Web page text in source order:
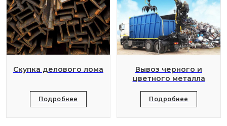
Скупка делового лома
Подробнее
Вывоз черного и
цветного металла
Подробнее